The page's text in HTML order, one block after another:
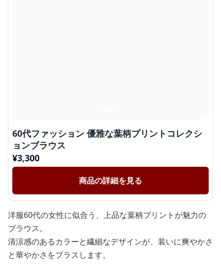
60代ファッション 優雅な葉柄プリントコレクシ
ョンブラウス
¥3,300
商品の詳細を見る
洋服60代の女性に似合う、上品な葉柄プリントが魅力の
ブラウス。
清涼感のあるカラーと繊細なデザインが、装いに爽やかさ
と華やかさをプラスします。